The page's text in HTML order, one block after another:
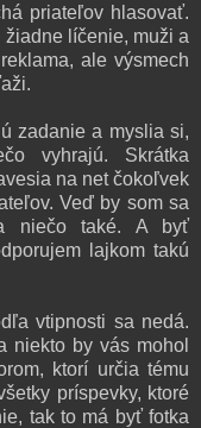
priateľov hlasovať.
žiadne líčenie, muži a
ale výsmech
zadanie a myslia si,
vyhrajú. Skrátka
na net čokoľvek
Veď by som sa
niečo také. A byť
lajkom takú
vtipnosti sa nedá.
niekto by vás mohol
ktorí určia tému
príspevky, ktoré
tak to má byť fotka